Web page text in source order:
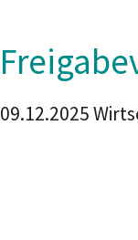
09.12.2025